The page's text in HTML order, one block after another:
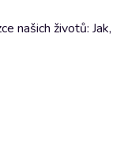
našich životů: Jak,